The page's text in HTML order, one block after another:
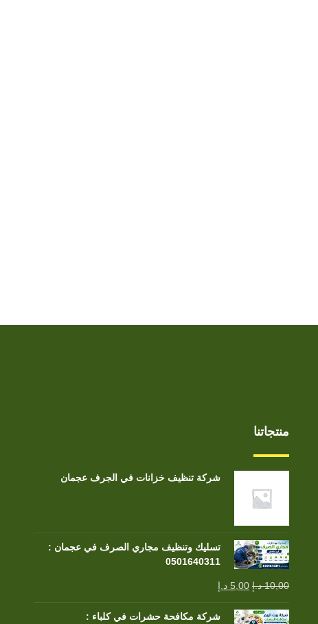
منتجاتنا
شركة تنظيف خزانات في الجرف عجمان
تسليك وتنظيف مجاري الصرف في عجمان :
0501640311
10,00 د.إ 5,00 د.إ
شركة مكافحة حشرات في كلباء :